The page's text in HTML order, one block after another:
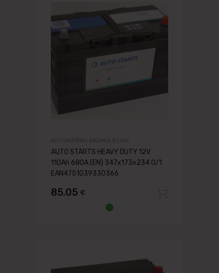
AUTO STARTS HEAVY DUTY 12V
110Ah 680A (EN) 347x173x234 0/1
EAN4751039330366
85.05 €